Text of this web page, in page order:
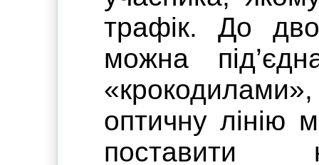
трафік. До
можна
оптичну лінію
поставити